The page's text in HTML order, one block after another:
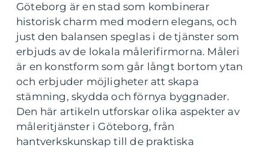
Göteborg är en stad som kombinerar
historisk charm med modern elegans, och
just den balansen speglas i de tjänster som
erbjuds av de lokala målerifirmorna. Måleri
är en konstform som går långt bortom ytan
och erbjuder möjligheter att skapa
stämning, skydda och förnya byggnader.
Den här artikeln utforskar olika aspekter av
måleritjänster i Göteborg, från
hantverkskunskap till de praktiska